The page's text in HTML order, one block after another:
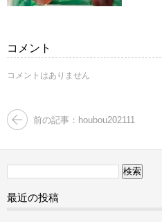
コメント
コメントはありません
前の記事：houbou202111
最近の投稿